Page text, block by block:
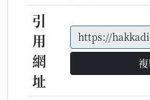
引
用
網
址